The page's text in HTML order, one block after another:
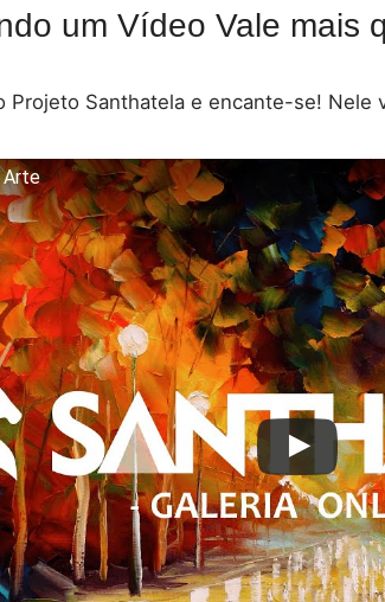
um Vídeo Vale mais
Projeto Santhatela e encante-se!
Arte